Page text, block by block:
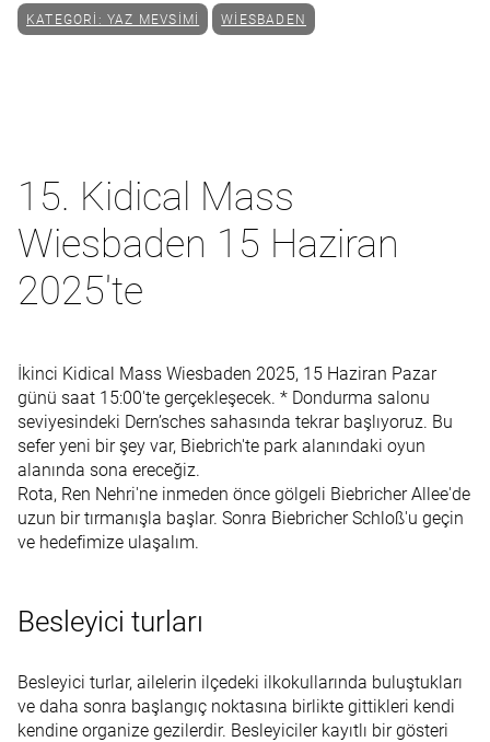
KATEGORI: YAZ MEVSIMI WIESBADEN
15. Kidical Mass
Wiesbaden 15 Haziran
2025'te
İkinci Kidical Mass Wiesbaden 2025, 15 Haziran Pazar
günü saat 15:00'te gerçekleşecek. * Dondurma salonu
seviyesindeki Dern’sches sahasında tekrar başlıyoruz. Bu
sefer yeni bir şey var, Biebrich'te park alanındaki oyun
alanında sona ereceğiz.
Rota, Ren Nehri'ne inmeden önce gölgeli Biebricher Allee'de
uzun bir tırmanışla başlar. Sonra Biebricher Schloß'u geçin
ve hedefimize ulaşalım.
Besleyici turları
Besleyici turlar, ailelerin ilçedeki ilkokullarında buluştukları
ve daha sonra başlangıç noktasına birlikte gittikleri kendi
kendine organize gezilerdir. Besleyiciler kayıtlı bir gösteri